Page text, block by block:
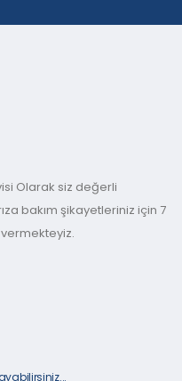
Olarak siz değerli
bakım şikayetleriniz için 7